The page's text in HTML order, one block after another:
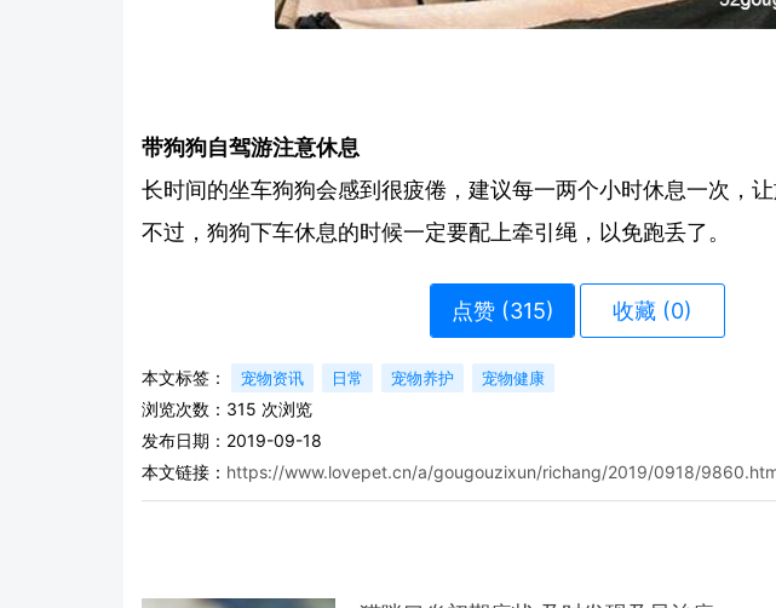
带狗狗自驾游注意休息
长时间的坐车狗狗会感到很疲倦，建议每一两个小时休息一次，让
不过，狗狗下车休息的时候一定要配上牵引绳，以免跑丢了。
点赞 (315) 收藏 (0)
本文标签： 宠物资讯 日常 宠物养护 宠物健康
浏览次数： 315 次浏览
发布日期：2019-09-18
本文链接： https://www.lovepet.cn/a/gougouzixun/richang/2019/0918/